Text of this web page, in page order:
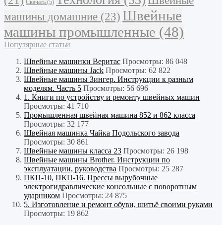
Скачать (5)
машины домашние (23) Швейные
машины промышленные (48)
Популярные статьи
Швейные машинки Веритас Просмотры: 86 048
Швейные машины Jack Просмотры: 62 822
Швейные машины Зингер. Инструкции к разным
моделям. Часть 5 Просмотры: 56 696
1. Книги по устройству и ремонту швейных машин
Просмотры: 41 710
Промышленная швейная машина 852 и 862 класса
Просмотры: 32 177
Швейная машинка Чайка Подольского завода
Просмотры: 30 861
Швейные машины класса 23 Просмотры: 26 198
Швейные машины Brother. Инструкции по
эксплуатации, руководства Просмотры: 25 287
ПКП-10, ПКП-16. Прессы вырубочные
электрогидравлические консольные с поворотным
ударником Просмотры: 24 875
5. Изготовление и ремонт обуви, шитьё своими руками
Просмотры: 19 862